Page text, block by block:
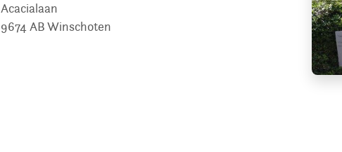
Acacialaan
9674 ABWinschoten